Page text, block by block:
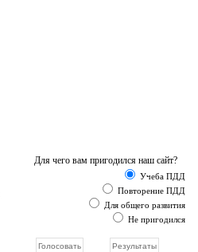
Для чего вам пригодился наш сайт?
Учеба ПДД
Повторение ПДД
Для общего развития
Не пригодился